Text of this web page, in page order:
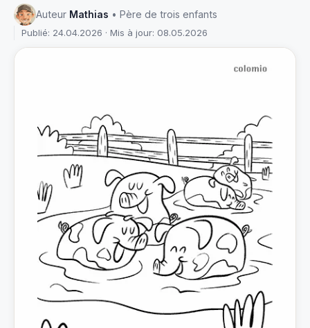
Auteur Mathias • Père de trois enfants
Publié: 24.04.2026 · Mis à jour: 08.05.2026